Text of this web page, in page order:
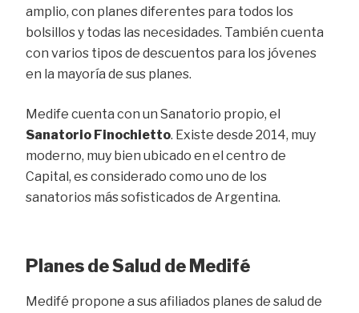
amplio, con planes diferentes para todos los
bolsillos y todas las necesidades. También cuenta
con varios tipos de descuentos para los jóvenes
en la mayoría de sus planes.
Medife cuenta con un Sanatorio propio, el
Sanatorio Finochietto. Existe desde 2014, muy
moderno, muy bien ubicado en el centro de
Capital, es considerado como uno de los
sanatorios más sofisticados de Argentina.
Planes de Salud de Medifé
Medifé propone a sus afiliados planes de salud de